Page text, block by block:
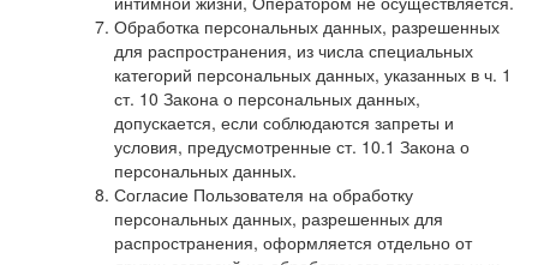
Обработка персональных данных, разрешенных
для распространения, из числа специальных
категорий персональных данных, указанных в ч. 1
ст. 10 Закона о персональных данных,
допускается, если соблюдаются запреты и
условия, предусмотренные ст. 10.1 Закона о
персональных данных.
Согласие Пользователя на обработку
персональных данных, разрешенных для
распространения, оформляется отдельно от